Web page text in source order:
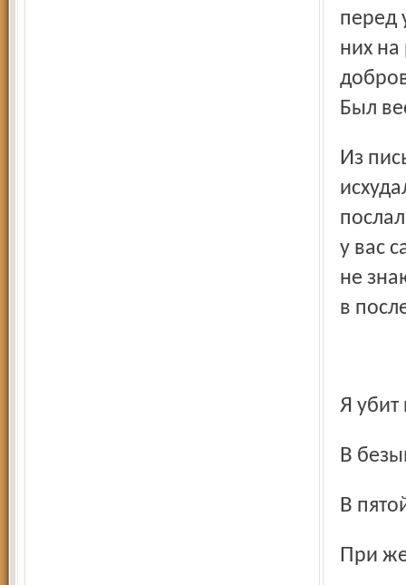
перед
них
Был
Из письма с фронта жене Марии Фёдоровне: «Я очень
у вас
не
в
Я
В
В
При